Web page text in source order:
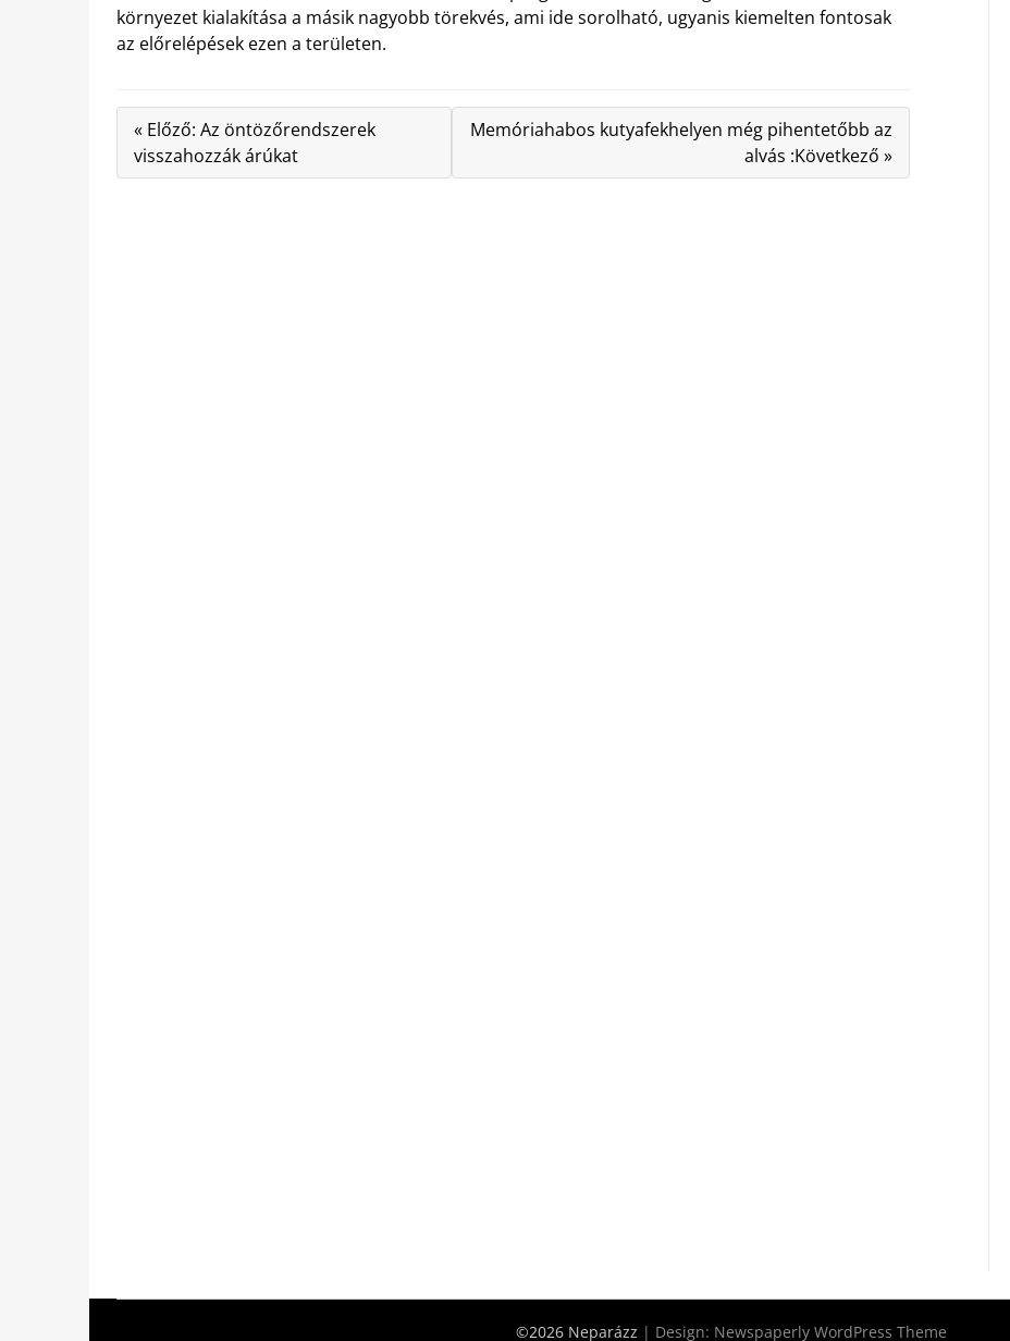
környezet kialakítása a másik nagyobb törekvés, ami ide sorolható, ugyanis kiemelten fontosak
az előrelépések ezen a területen.
« Előző: Az öntözőrendszerek
visszahozzák árúkat
Memóriahabos kutyafekhelyen még pihentetőbb az
alvás :Következő »
©2026 Neparázz | Design: Newspaperly WordPress Theme